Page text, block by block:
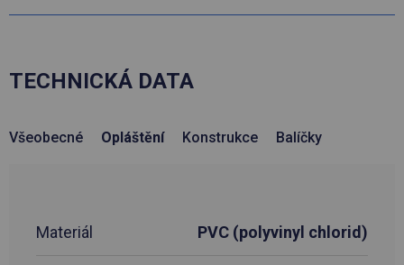
TECHNICKÁ DATA
Všeobecné Opláštění Konstrukce Balíčky
Materiál PVC (polyvinyl chlorid)